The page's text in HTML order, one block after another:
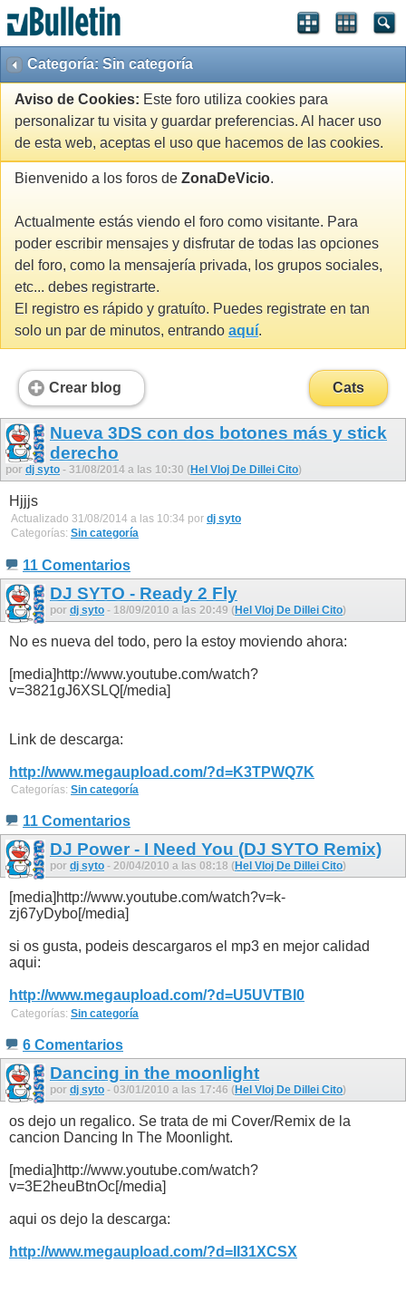
Categoría: Sin categoría
Aviso de Cookies: Este foro utiliza cookies para
personalizar tu visita y guardar preferencias. Al hacer uso
de esta web, aceptas el uso que hacemos de las cookies.
Bienvenido a los foros de ZonaDeVicio.
Actualmente estás viendo el foro como visitante. Para
poder escribir mensajes y disfrutar de todas las opciones
del foro, como la mensajería privada, los grupos sociales,
etc... debes registrarte.
El registro es rápido y gratuíto. Puedes registrate en tan
solo un par de minutos, entrando aquí.
Crear blog Cats
Nueva 3DS con dos botones más y stick
derecho
por dj syto - 31/08/2014 a las 10:30 (Hel Vloj De Dillei Cito)
Hjjjs
Actualizado 31/08/2014 a las 10:34 por dj syto
Categorías: Sin categoría
11 Comentarios
DJ SYTO - Ready 2 Fly
por dj syto - 18/09/2010 a las 20:49 (Hel Vloj De Dillei Cito)
No es nueva del todo, pero la estoy moviendo ahora:
[media]http://www.youtube.com/watch?
v=3821gJ6XSLQ[/media]
Link de descarga:
http://www.megaupload.com/?d=K3TPWQ7K
Categorías: Sin categoría
11 Comentarios
DJ Power - I Need You (DJ SYTO Remix)
por dj syto - 20/04/2010 a las 08:18 (Hel Vloj De Dillei Cito)
[media]http://www.youtube.com/watch?v=k-
zj67yDybo[/media]
si os gusta, podeis descargaros el mp3 en mejor calidad
aqui:
http://www.megaupload.com/?d=U5UVTBI0
Categorías: Sin categoría
6 Comentarios
Dancing in the moonlight
por dj syto - 03/01/2010 a las 17:46 (Hel Vloj De Dillei Cito)
os dejo un regalico. Se trata de mi Cover/Remix de la
cancion Dancing In The Moonlight.
[media]http://www.youtube.com/watch?
v=3E2heuBtnOc[/media]
aqui os dejo la descarga:
http://www.megaupload.com/?d=II31XCSX